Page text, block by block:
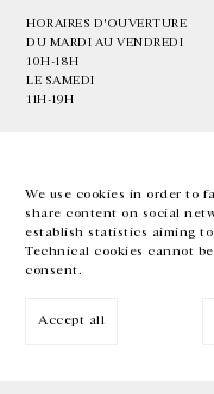
We use cookies in order to
share content on social
establish statistics aiming
Technical cookies cannot
consent.
Accept all
HORAIRES D'OUVERTURE
DU MARDI AU VENDREDI
10H-18H
LE SAMEDI
11H-19H
EN FR 中文 Facebook
Inscrivez-vous à notre newsletter